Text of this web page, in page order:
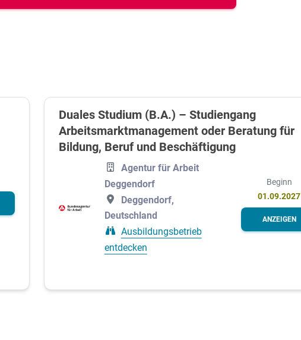
Duales Studium (B.A.) – Studiengang
Arbeitsmarktmanagement oder Beratung für
Bildung, Beruf und Beschäftigung
Agentur für Arbeit
Deggendorf
Deggendorf,
Deutschland
Ausbildungsbetrieb
entdecken
Beginn
01.09.2027
ANZEIGEN